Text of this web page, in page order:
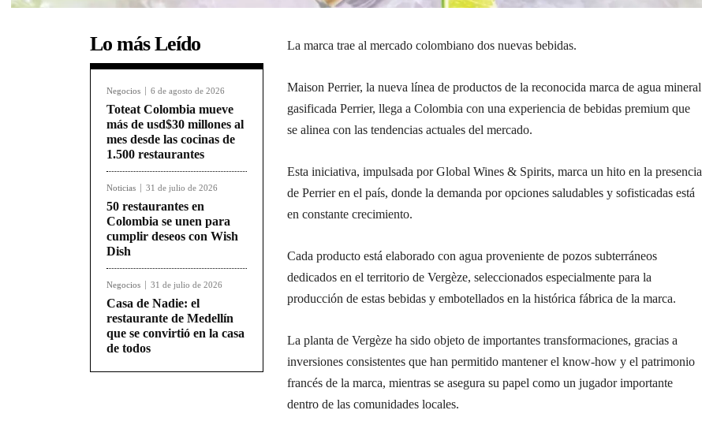
Lo más Leído
Negocios 6 de agosto de 2026
Toteat Colombia mueve
más de usd$30 millones al
mes desde las cocinas de
1.500 restaurantes
Noticias 31 de julio de 2026
50 restaurantes en
Colombia se unen para
cumplir deseos con Wish
Dish
Negocios 31 de julio de 2026
Casa de Nadie: el
restaurante de Medellín
que se convirtió en la casa
de todos
La marca trae al mercado colombiano dos nuevas bebidas.
Maison Perrier, la nueva línea de productos de la reconocida marca de agua mineral
gasificada Perrier, llega a Colombia con una experiencia de bebidas premium que
se alinea con las tendencias actuales del mercado.
Esta iniciativa, impulsada por Global Wines & Spirits, marca un hito en la presencia
de Perrier en el país, donde la demanda por opciones saludables y sofisticadas está
en constante crecimiento.
Cada producto está elaborado con agua proveniente de pozos subterráneos
dedicados en el territorio de Vergèze, seleccionados especialmente para la
producción de estas bebidas y embotellados en la histórica fábrica de la marca.
La planta de Vergèze ha sido objeto de importantes transformaciones, gracias a
inversiones consistentes que han permitido mantener el know-how y el patrimonio
francés de la marca, mientras se asegura su papel como un jugador importante
dentro de las comunidades locales.